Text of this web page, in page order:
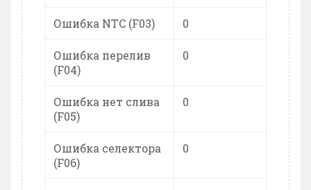
Ошибка NTC (F03) 0
Ошибка перелив
(F04)
0
Ошибка нет слива
(F05)
0
Ошибка селектора
(F06)
0